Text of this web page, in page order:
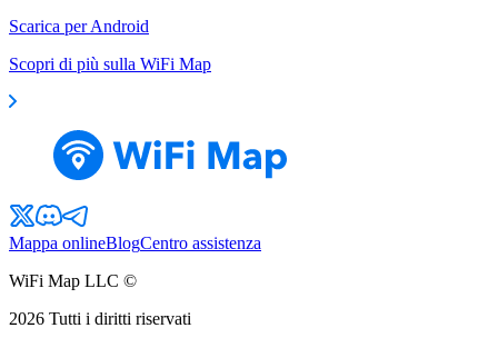
Scarica per Android
Scopri di più sulla WiFi Map
Mappa onlineBlogCentro assistenza
WiFi Map LLC ©
2026 Tutti i diritti riservati